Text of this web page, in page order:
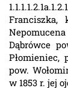
Dąbrówce
pow.
w 1853 r. jej